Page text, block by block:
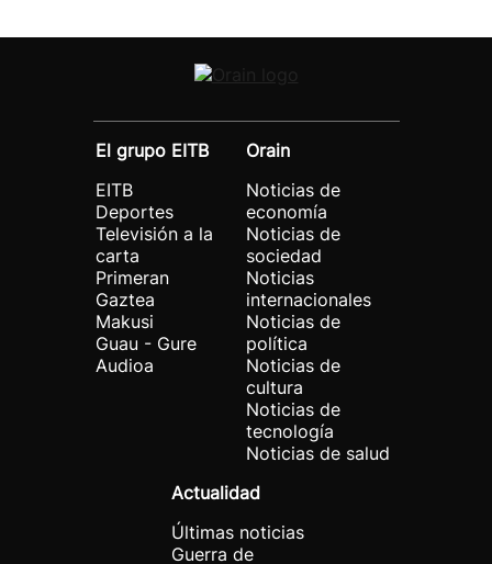
El grupo EITB
EITB
Deportes
Televisión a la
carta
Primeran
Gaztea
Makusi
Guau - Gure
Audioa
Orain
Noticias de
economía
Noticias de
sociedad
Noticias
internacionales
Noticias de
política
Noticias de
cultura
Noticias de
tecnología
Noticias de salud
Actualidad
Últimas noticias
Guerra de